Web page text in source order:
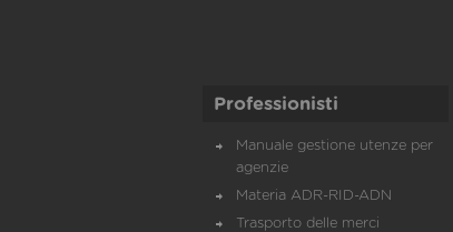
Professionisti
Manuale gestione utenze per
agenzie
Materia ADR-RID-ADN
Trasporto delle merci